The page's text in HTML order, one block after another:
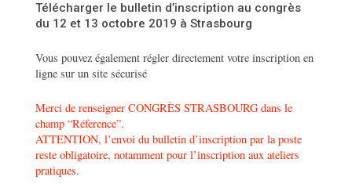
Télécharger le bulletin d’inscription au congrès
du 12 et 13 octobre 2019 à Strasbourg
Vous pouvez également régler directement votre inscription en
ligne sur un site sécurisé
Merci de renseigner CONGRÈS STRASBOURG dans le
champ “Réference”.
ATTENTION, l’envoi du bulletin d’inscription par la poste
reste obligatoire, notamment pour l’inscription aux ateliers
pratiques.